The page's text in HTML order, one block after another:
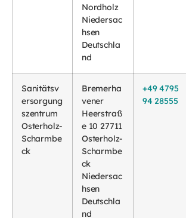
Nordholz
Niedersac
hsen
Deutschla
nd
Sanitätsv
ersorgung
szentrum
Osterholz-
Scharmbe
ck
Bremerha
vener
Heerstraß
e 10 27711
Osterholz-
Scharmbe
ck
Niedersac
hsen
Deutschla
nd
+49 4795
94 28555